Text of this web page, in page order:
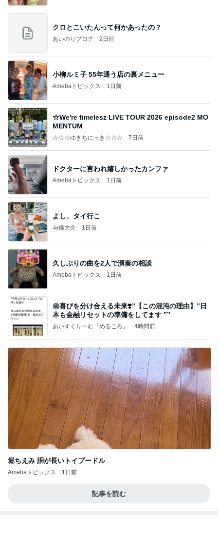
クロとこいたんって何かあったの？
あいのりブログ 2日前
小柳ルミ子 55年通う店の裏メニュー
Amebaトピックス 1日前
☆We're timelesz LIVE TOUR 2026 episode2 MO
MENTUM
☆☆☆ゆきちにっき☆☆☆ 7日前
ドクターに言われ嬉しかったカンファ
Amebaトピックス 1日前
よし、タイ行こ
与儀大介 1日前
久しぶりの曲を2人で演奏の相談
Amebaトピックス 1日前
㊗️喜びを分け合える未来❣️”【この混沌の理由】”⽇
本も⾦融リセットの準備をしてます ””
あいすくりーむ『めるころ』 4時間前
堀ちえみ 胴が長いトイプードル
Amebaトピックス 1日前
記事を読む